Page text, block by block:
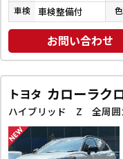
車検 車検整備付 色
お問い合わせ
トヨタ カローラク